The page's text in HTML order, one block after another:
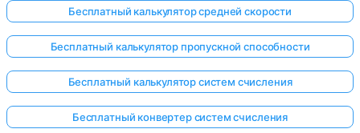
Бесплатный калькулятор средней скорости
Бесплатный калькулятор пропускной способности
Бесплатный калькулятор систем счисления
Бесплатный конвертер систем счисления